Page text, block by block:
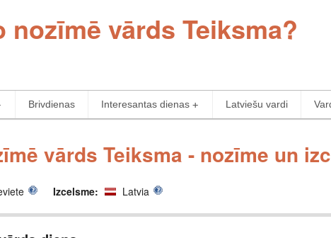
vārds Teiksma?
Brivdienas Interesantas dienas Latviešu vardi
vārds Teiksma - nozīme un
Izcelsme: Latvia